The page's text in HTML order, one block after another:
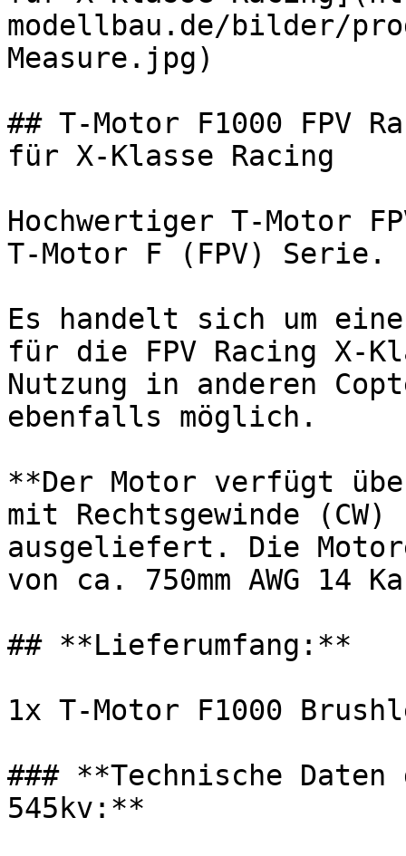
modellbau.de/bilder/
Measure.jpg)
## T-Motor F1000 FPV
für X-Klasse Racing
Hochwertiger T-Motor
T-Motor F (FPV) Serie.
Es handelt sich um
für die FPV Racing X-
Nutzung in anderen
ebenfalls möglich.
**Der Motor verfügt
mit Rechtsgewinde
ausgeliefert. Die
von ca. 750mm AWG 14
## **Lieferumfang:**
1x T-Motor F1000
### **Technische
545kv:**